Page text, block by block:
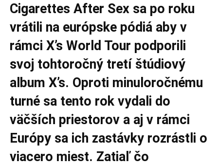
Cigarettes After Sex sa po roku
vrátili na európske pódiá aby v
rámci X’s World Tour podporili
svoj tohtoročný tretí štúdiový
album X’s. Oproti minuloročnému
turné sa tento rok vydali do
väčších priestorov a aj v rámci
Európy sa ich zastávky rozrástli o
viacero miest. Zatiaľ čo